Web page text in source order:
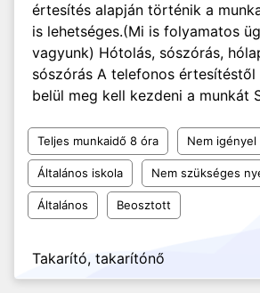
értesítés alapján történik a
is lehetséges.(Mi is folyamatos
vagyunk) Hótolás, sószórás,
sószórás A telefonos értesítéstől
belül meg kell kezdeni a munkát
Teljes munkaidő 8 óra Nem
Általános iskola Nem szükséges
Általános Beosztott
Takarító, takarítónő